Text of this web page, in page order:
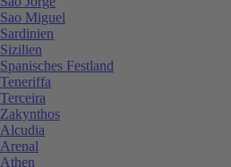
Sao Miguel
Sardinien
Sizilien
Spanisches Festland
Teneriffa
Terceira
Zakynthos
Alcudia
Arenal
Athen